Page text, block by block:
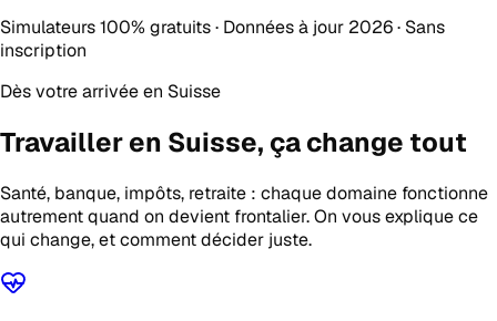
Simulateurs 100% gratuits · Données à jour 2026 · Sans
inscription
Dès votre arrivée en Suisse
Travailler en Suisse, ça change tout
Santé, banque, impôts, retraite : chaque domaine fonctionne
autrement quand on devient frontalier. On vous explique ce
qui change, et comment décider juste.